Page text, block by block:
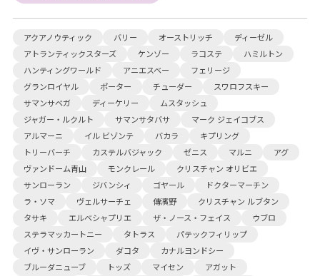
アクアノウティック バリー オーストリッチ
ディーゼル
アトランティックスターズ
ケンゾー ラコステ
ハミルトン
ハンティングワールド
アニエスベー
フェリージ
グランロイヤル
ポーター チューダー
スワロフスキー
サマンサベガ
ディーケリー
ムスタッシュ
ジャガー・ルクルト
サマンサタバサ
マーク ジェイコブス
アルマーニ
イル ビゾンテ バカラ
キプリング
トリーバーチ
カステルバジャック ゼニス マルニ
アグ
ヴァンドーム青山
モンクレール
クリスチャン オリビエ
サンローラン
ジバンシィ ゴヤール
ドクターマーチン
ラ・ソマ
ヴェルサーチェ 傳濱野
クリスチャン ルブタン
タサキ
エルベシャプリエ ザ・ノース・フェイス
ウブロ
ステラマッカートニー
タトラス
パテックフィリップ
イヴ・サンローラン
ダコタ
カナルヨンドシー
ブルーダニューブ
トッズ マイセン
アガット